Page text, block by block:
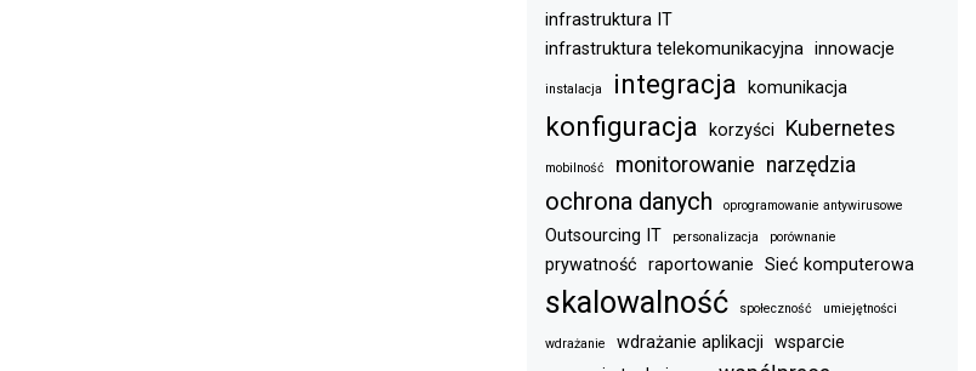
infrastruktura IT
infrastruktura telekomunikacyjna innowacje
instalacja integracja komunikacja
konfiguracja korzyści Kubernetes
mobilność monitorowanie narzędzia
ochrona danych oprogramowanie antywirusowe
Outsourcing IT personalizacja porównanie
prywatność raportowanie Sieć komputerowa
skalowalność społeczność umiejętności
wdrażanie wdrażanie aplikacji wsparcie